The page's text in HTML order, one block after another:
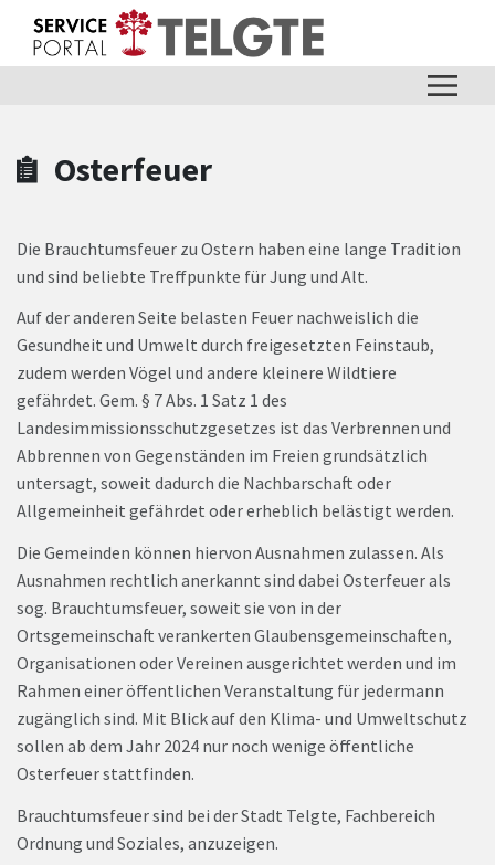
Zum Header
Zum Hauptinhalt
Zum Footer
Zum Hauptinhalt springen
Osterfeuer
Die Brauchtumsfeuer zu Ostern haben eine lange Tradition
und sind beliebte Treffpunkte für Jung und Alt.
Auf der anderen Seite belasten Feuer nachweislich die
Gesundheit und Umwelt durch freigesetzten Feinstaub,
zudem werden Vögel und andere kleinere Wildtiere
gefährdet. Gem. § 7 Abs. 1 Satz 1 des
Landesimmissionsschutzgesetzes ist das Verbrennen und
Abbrennen von Gegenständen im Freien grundsätzlich
untersagt, soweit dadurch die Nachbarschaft oder
Allgemeinheit gefährdet oder erheblich belästigt werden.
Die Gemeinden können hiervon Ausnahmen zulassen. Als
Ausnahmen rechtlich anerkannt sind dabei Osterfeuer als
sog. Brauchtumsfeuer, soweit sie von in der
Ortsgemeinschaft verankerten Glaubensgemeinschaften,
Organisationen oder Vereinen ausgerichtet werden und im
Rahmen einer öffentlichen Veranstaltung für jedermann
zugänglich sind. Mit Blick auf den Klima- und Umweltschutz
sollen ab dem Jahr 2024 nur noch wenige öffentliche
Osterfeuer stattfinden.
Brauchtumsfeuer sind bei der Stadt Telgte, Fachbereich
Ordnung und Soziales, anzuzeigen.